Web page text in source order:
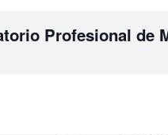
Profesional de